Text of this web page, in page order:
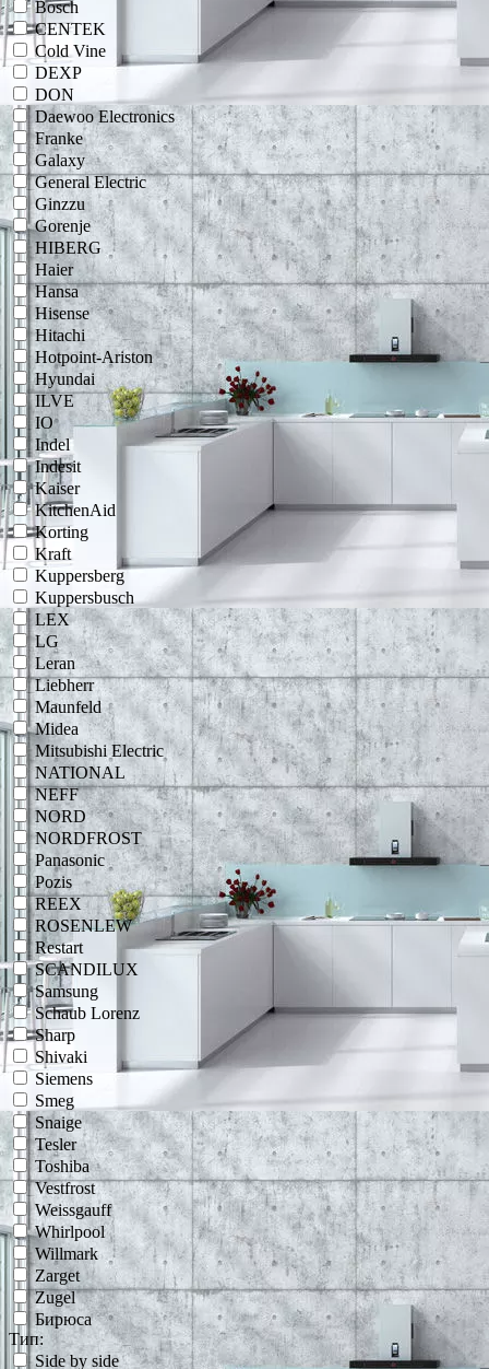
Bosch
CENTEK
Cold Vine
DEXP
DON
Daewoo Electronics
Franke
Galaxy
General Electric
Ginzzu
Gorenje
HIBERG
Haier
Hansa
Hisense
Hitachi
Hotpoint-Ariston
Hyundai
ILVE
IO
Indel
Indesit
Kaiser
KitchenAid
Korting
Kraft
Kuppersberg
Kuppersbusch
LEX
LG
Leran
Liebherr
Maunfeld
Midea
Mitsubishi Electric
NATIONAL
NEFF
NORD
NORDFROST
Panasonic
Pozis
REEX
ROSENLEW
Restart
SCANDILUX
Samsung
Schaub Lorenz
Sharp
Shivaki
Siemens
Smeg
Snaige
Tesler
Toshiba
Vestfrost
Weissgauff
Whirlpool
Willmark
Zarget
Zugel
Бирюса
Тип:
Side by side